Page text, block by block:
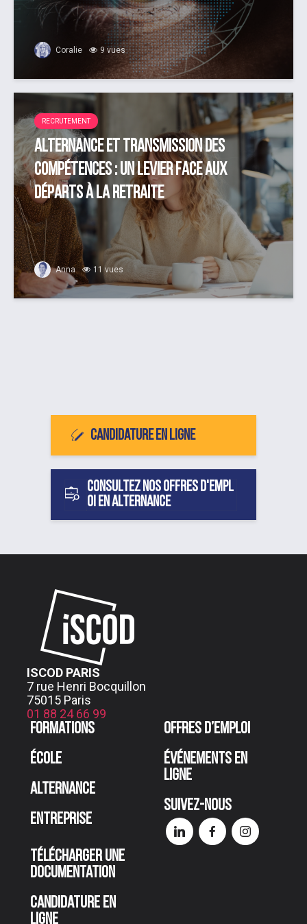
Coralie 9 vues
RECRUTEMENT
Alternance et transmission des
compétences : un levier face aux
départs à la retraite
Anna 11 vues
Candidature en ligne
Consultez nos offres d'empl
oi en alternance
ISCOD PARIS
7 rue Henri Bocquillon
75015 Paris
01 88 24 66 99
Formations
École
Alternance
Entreprise
Offres d’emploi
Événements en
ligne
Suivez-nous
Télécharger une
documentation
Candidature en
ligne